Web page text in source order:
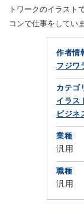
トワークのイラスト
コンで仕事をしていま
作者情
フジワ
カテゴ
イラス
ビジネ
業種
汎用
職種
汎用